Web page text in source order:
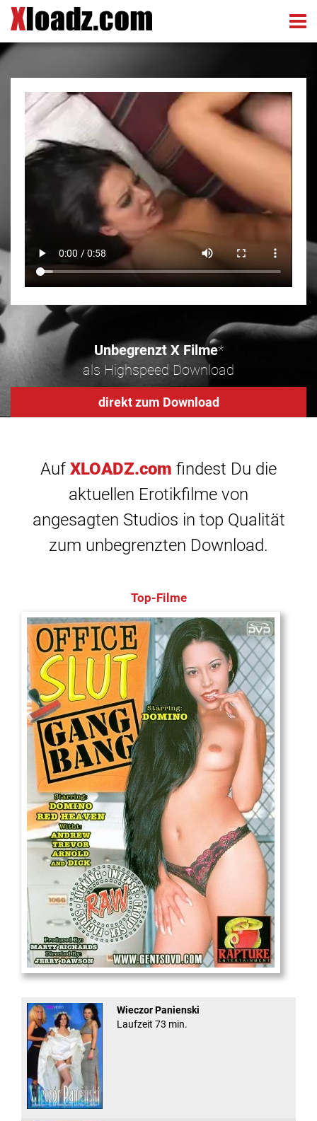
Unbegrenzt X Filme*
als Highspeed Download
direkt zum Download
Auf XLOADZ.com findest Du die
aktuellen Erotikfilme von
angesagten Studios in top Qualität
zum unbegrenzten Download.
Top-Filme
Office Slut Gangbang
Wieczor Panienski
Laufzeit 73 min.